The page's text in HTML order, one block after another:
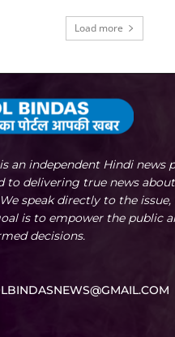
Load more
an independent Hindi news
to delivering true news
speak directly to the
is to empower the public
decisions.